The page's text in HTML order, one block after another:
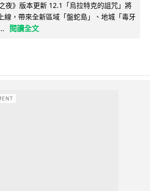
夜》版本更新 12.1「烏拉特克的詛咒」將
線，帶來全新區域「盤蛇島」、地城「毒牙
閱讀全文